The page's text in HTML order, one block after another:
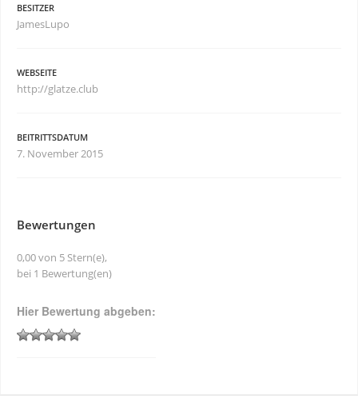
BESITZER
JamesLupo
WEBSEITE
http://glatze.club
BEITRITTSDATUM
7. November 2015
Bewertungen
0,00 von 5 Stern(e),
bei 1 Bewertung(en)
Hier Bewertung abgeben: